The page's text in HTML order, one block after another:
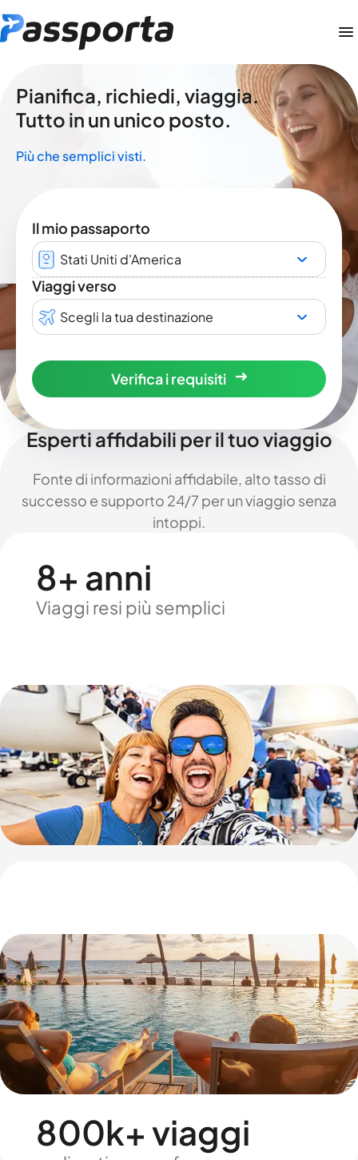
Pianifica, richiedi, viaggia.
Tutto in un unico posto.
Più che semplici visti.
Il mio passaporto
Stati Uniti d'America
Viaggi verso
Scegli la tua destinazione
Verifica i requisiti
Esperti affidabili per il tuo viaggio
Fonte di informazioni affidabile, alto tasso di
successo e supporto 24/7 per un viaggio senza
intoppi.
8+ anni
Viaggi resi più semplici
800k+ viaggi